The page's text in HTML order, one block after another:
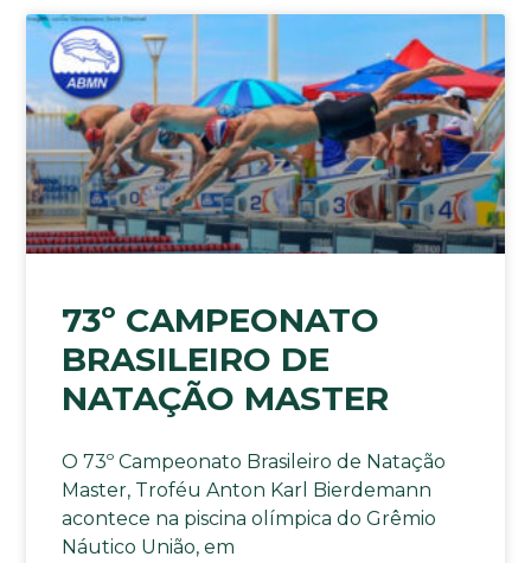
73º CAMPEONATO
BRASILEIRO DE
NATAÇÃO MASTER
O 73º Campeonato Brasileiro de Natação
Master, Troféu Anton Karl Bierdemann
acontece na piscina olímpica do Grêmio
Náutico União, em